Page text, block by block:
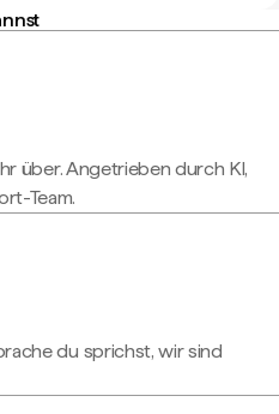
über. Angetrieben durch KI,
Team.
du sprichst, wir sind